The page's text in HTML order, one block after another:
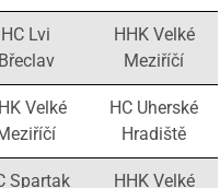
HC Lvi
Břeclav
HHK Velké
Meziříčí
Velké
HC Uherské
Hradiště
Spartak
HHK Velké